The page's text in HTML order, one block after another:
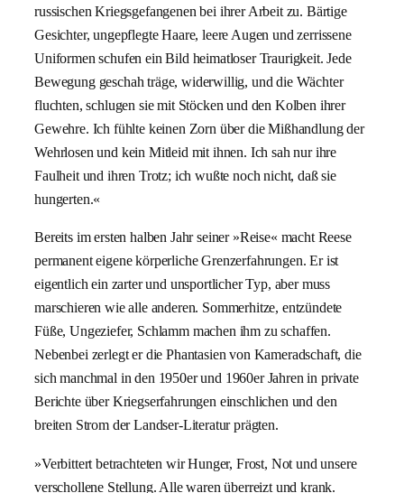
russischen Kriegsgefangenen bei ihrer Arbeit zu. Bärtige
Gesichter, ungepflegte Haare, leere Augen und zerrissene
Uniformen schufen ein Bild heimatloser Traurigkeit. Jede
Bewegung geschah träge, widerwillig, und die Wächter
fluchten, schlugen sie mit Stöcken und den Kolben ihrer
Gewehre. Ich fühlte keinen Zorn über die Mißhandlung der
Wehrlosen und kein Mitleid mit ihnen. Ich sah nur ihre
Faulheit und ihren Trotz; ich wußte noch nicht, daß sie
hungerten.«
Bereits im ersten halben Jahr seiner »Reise« macht Reese
permanent eigene körperliche Grenzerfahrungen. Er ist
eigentlich ein zarter und unsportlicher Typ, aber muss
marschieren wie alle anderen. Sommerhitze, entzündete
Füße, Ungeziefer, Schlamm machen ihm zu schaffen.
Nebenbei zerlegt er die Phantasien von Kameradschaft, die
sich manchmal in den 1950er und 1960er Jahren in private
Berichte über Kriegserfahrungen einschlichen und den
breiten Strom der Landser-Literatur prägten.
»Verbittert betrachteten wir Hunger, Frost, Not und unsere
verschollene Stellung. Alle waren überreizt und krank.